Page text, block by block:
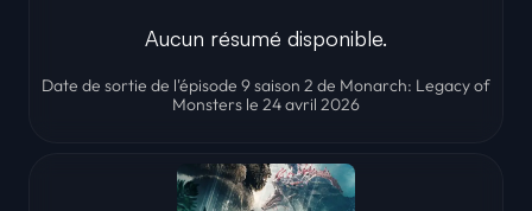
Aucun résumé disponible.
Date de sortie de l'épisode 9 saison 2 de Monarch: Legacy of
Monsters le 24 avril 2026